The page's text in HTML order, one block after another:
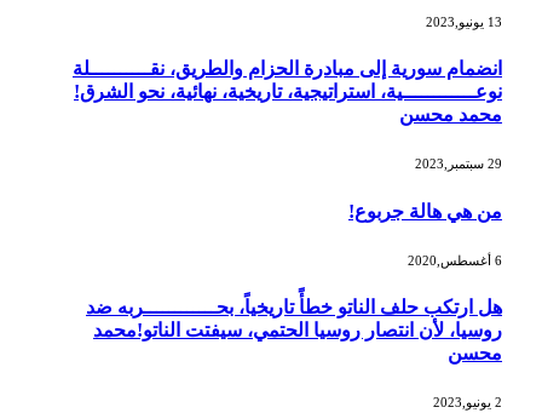
13 يونيو,2023
انضمام سورية إلى مبادرة الحزام والطريق، نقــــــــــلة
نوعــــــــــــية، استراتيجية، تاريخية، نهائية، نحو الشرق!
محمد محسن
29 سبتمبر,2023
من هي هالة جربوع!
هل ارتكب حلف الناتو خطأً تاريخياً، بحــــــــــــربه ضد
روسيا، لأن انتصار روسيا الحتمي، سيفتت الناتو!محمد
محسن